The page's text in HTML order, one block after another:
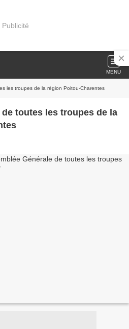
Publicité
MENU
les troupes de la région Poitou-Charentes
toutes les troupes de la